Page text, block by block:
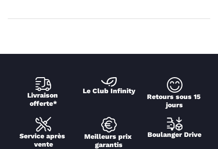
Livraison
offerte*
Le Club Infinity
Retours sous 15
jours
Service après
vente
Meilleurs prix
garantis
Boulanger Drive